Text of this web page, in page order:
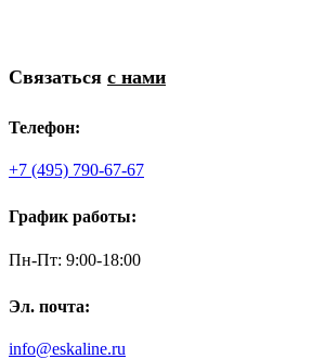
Связаться с нами
Телефон:
+7 (495) 790-67-67
График работы:
Пн-Пт: 9:00-18:00
Эл. почта:
info@eskaline.ru